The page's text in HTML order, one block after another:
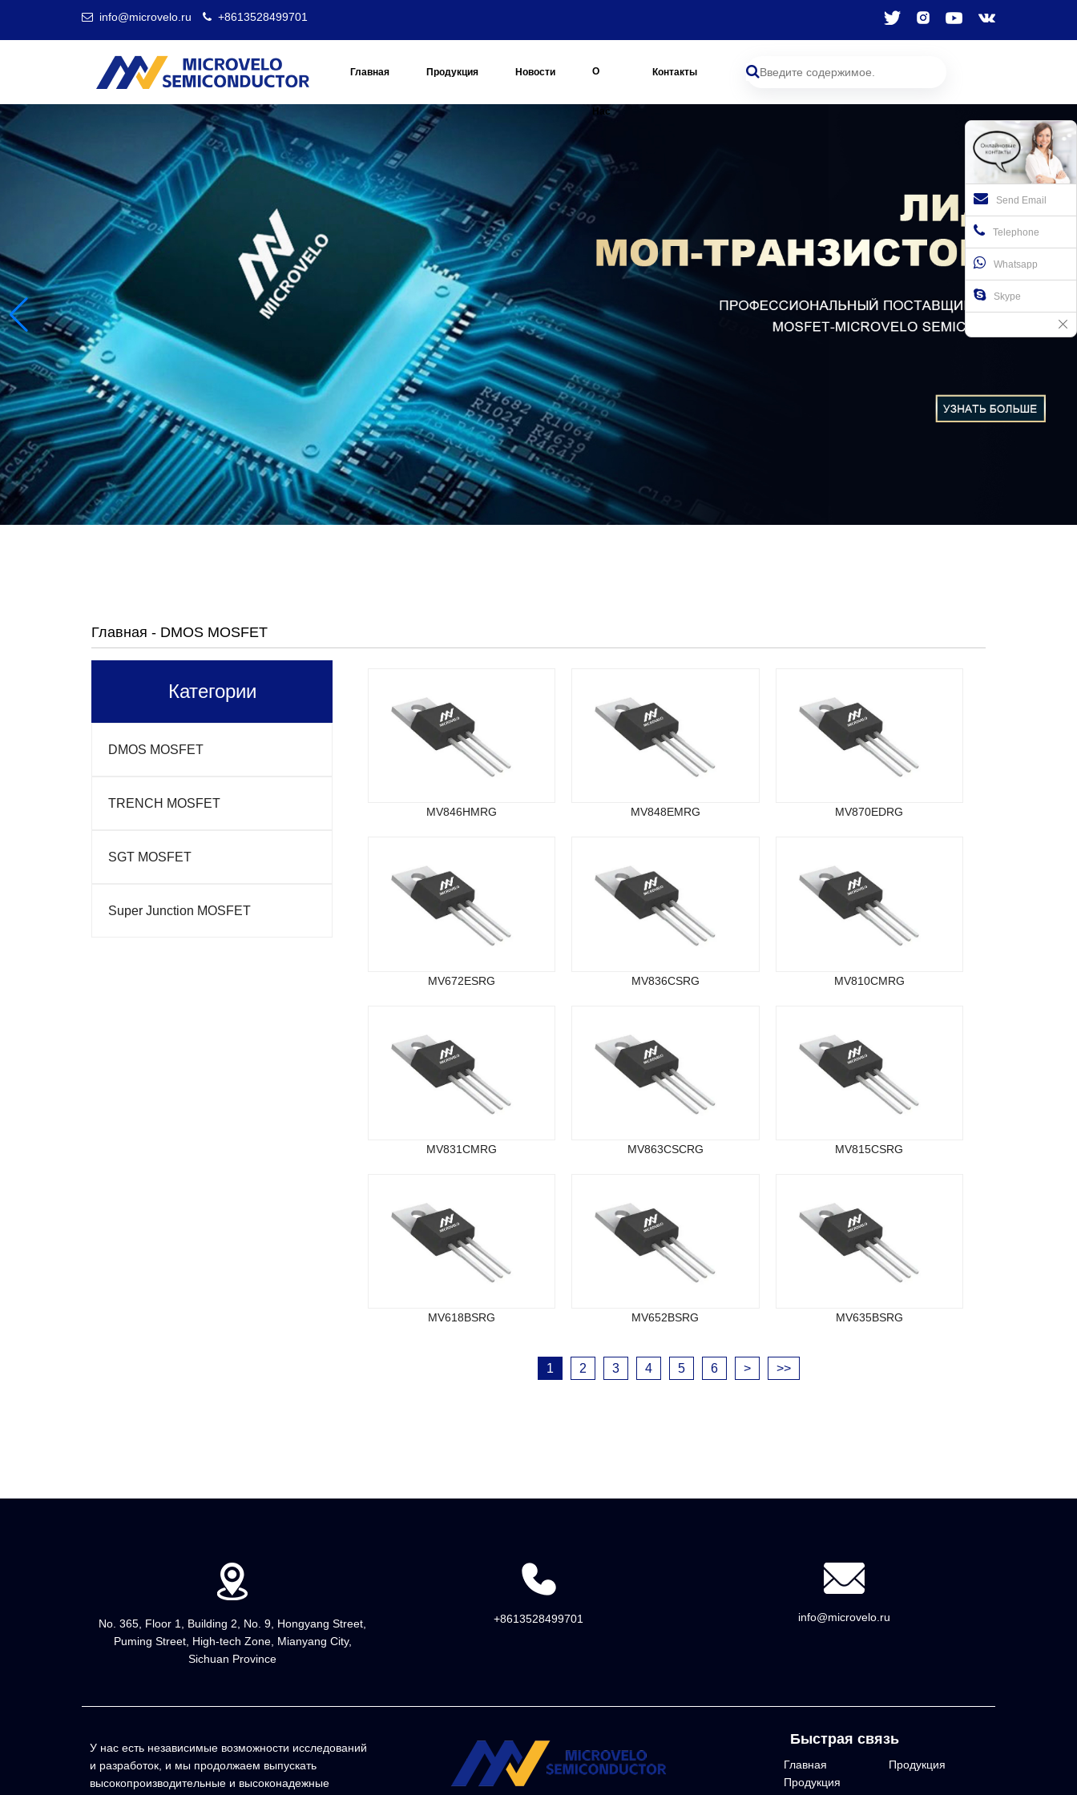
info@microvelo.ru +8613528499701
Главная Продукция Новости О
Нас
Контакты
Главная - DMOS MOSFET
Категории
DMOS MOSFET
TRENCH MOSFET
SGT MOSFET
Super Junction MOSFET
MV846HMRG MV848EMRG MV870EDRG
MV672ESRG MV836CSRG MV810CMRG
MV831CMRG MV863CSCRG MV815CSRG
MV618BSRG MV652BSRG MV635BSRG
1 2 3 4 5 6 > >>
No. 365, Floor 1, Building 2, No. 9, Hongyang Street,
Puming Street, High-tech Zone, Mianyang City,
Sichuan Province
+8613528499701 info@microvelo.ru
У нас есть независимые возможности исследований
и разработок, и мы продолжаем выпускать
высокопроизводительные и высоконадежные
Быстрая связь
Главная
Продукция
Продукция
Send Email
Telephone
Whatsapp
Skype